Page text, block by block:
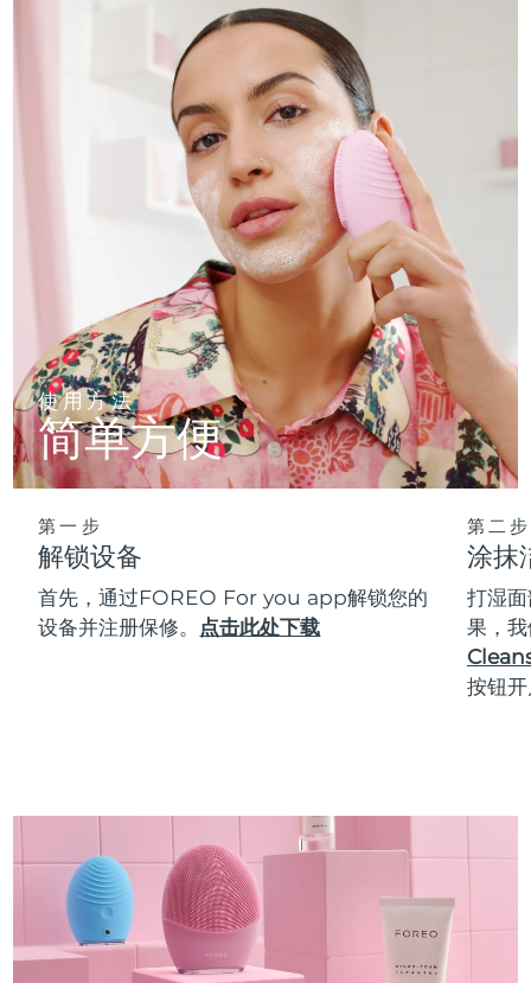
使用方法
简单方便
第一步
解锁设备
首先，通过FOREO For you app解锁您的
设备并注册保修。 点击此处下载
第二步
涂抹
打湿
果，
按钮